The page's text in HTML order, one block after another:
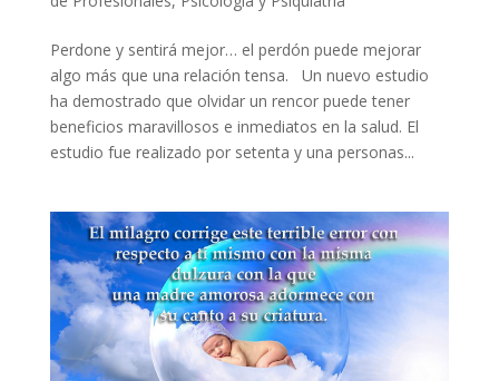
Perdone y sentirá mejor… el perdón puede mejorar
algo más que una relación tensa. Un nuevo estudio
ha demostrado que olvidar un rencor puede tener
beneficios maravillosos e inmediatos en la salud. El
estudio fue realizado por setenta y una personas...